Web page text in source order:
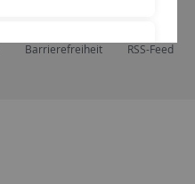
Barrierefreiheit RSS-Feed